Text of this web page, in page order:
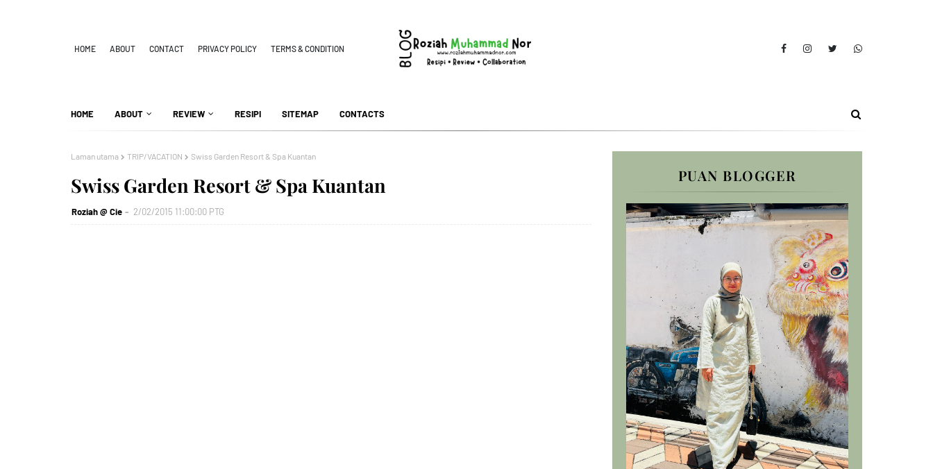
HOME ABOUT CONTACT PRIVACY POLICY TERMS & CONDITION
HOME ABOUT REVIEW RESIPI SITEMAP CONTACTS
Laman utama TRIP/VACATION Swiss Garden Resort & Spa Kuantan
Swiss Garden Resort & Spa Kuantan
Roziah @ Cie 2/02/2015 11:00:00 PTG
PUAN BLOGGER